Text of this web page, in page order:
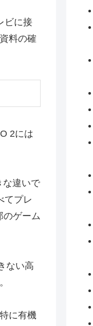
ビに接
料の確
2には
な違いで
てプレ
のゲーム
ない高
に有機